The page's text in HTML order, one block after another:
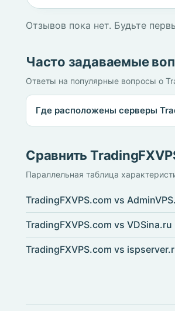
Отзывов пока нет. Будьте
Часто задаваемые
Ответы на популярные вопросы о
Где расположены серверы
Сравнить
Параллельная таблица
TradingFXVPS.com vs
TradingFXVPS.com vs VDSina.ru
TradingFXVPS.com vs